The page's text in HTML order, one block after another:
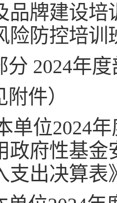
品牌建设培
险防控培训
分 2024年
附件）
单位2024
政府性基金
支出决算表